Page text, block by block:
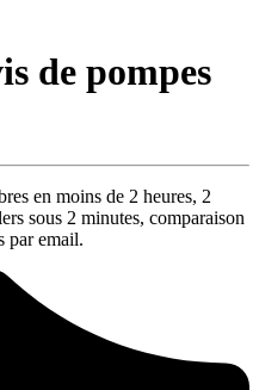
de pompes
en moins de 2 heures, 2
sous 2 minutes, comparaison
par email.